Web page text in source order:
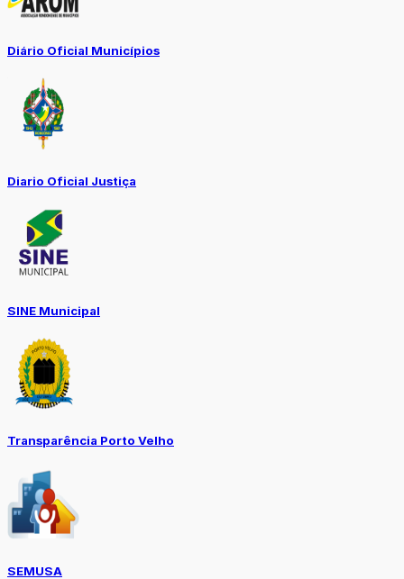
Diário Oficial Municípios
Diario Oficial Justiça
SINE Municipal
Transparência Porto Velho
SEMUSA